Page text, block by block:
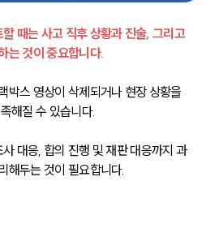
때는 사고 직후 상황과 진술, 그리고
는 것이 중요합니다.
박스 영상이 삭제되거나 현장 상황을
해질 수 있습니다.
대응, 합의 진행 및 재판 대응까지 과
해두는 것이 필요합니다.